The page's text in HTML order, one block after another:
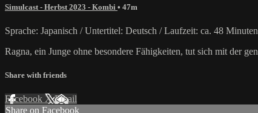
Simulcast - Herbst 2023 - Kombi • 47m
Sprache: Japanisch / Untertitel: Deutsch / Laufzeit: ca. 48 Minuten
Ragna, ein Junge ohne besondere Fähigkeiten, tut sich mit der
Share with friends
Facebook XEmail
Share on Facebook